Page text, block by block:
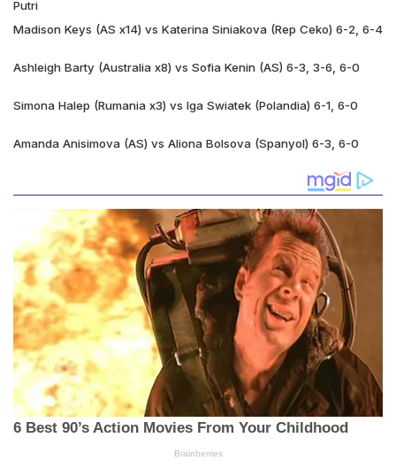
Putri
Madison Keys (AS x14) vs Katerina Siniakova (Rep Ceko) 6-2, 6-4
Ashleigh Barty (Australia x8) vs Sofia Kenin (AS) 6-3, 3-6, 6-0
Simona Halep (Rumania x3) vs Iga Swiatek (Polandia) 6-1, 6-0
Amanda Anisimova (AS) vs Aliona Bolsova (Spanyol) 6-3, 6-0